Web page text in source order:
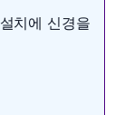
치에 신경을